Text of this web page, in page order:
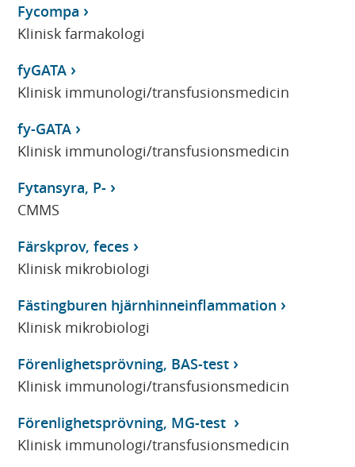
Fycompa
Klinisk farmakologi
fyGATA
Klinisk immunologi/transfusionsmedicin
fy-GATA
Klinisk immunologi/transfusionsmedicin
Fytansyra, P-
CMMS
Färskprov, feces
Klinisk mikrobiologi
Fästingburen hjärnhinneinflammation
Klinisk mikrobiologi
Förenlighetsprövning, BAS-test
Klinisk immunologi/transfusionsmedicin
Förenlighetsprövning, MG-test
Klinisk immunologi/transfusionsmedicin